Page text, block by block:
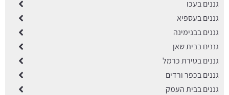
גננים בעכו
גננים בעספיא
גננים בבנימינה
גננים בבית שאן
גננים בטירת כרמל
גננים בכפר ורדים
גננים בבית העמק